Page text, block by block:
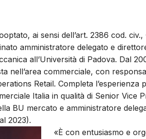
ai sensi dell’art. 2386 cod. civ.,
amministratore delegato e
all’Università di Padova. Dal
nell’area commerciale, con
Retail. Completa l’esperienza
Italia in qualità di Senior Vice
BU mercato e amministratore
2023).
«È con entusiasmo e